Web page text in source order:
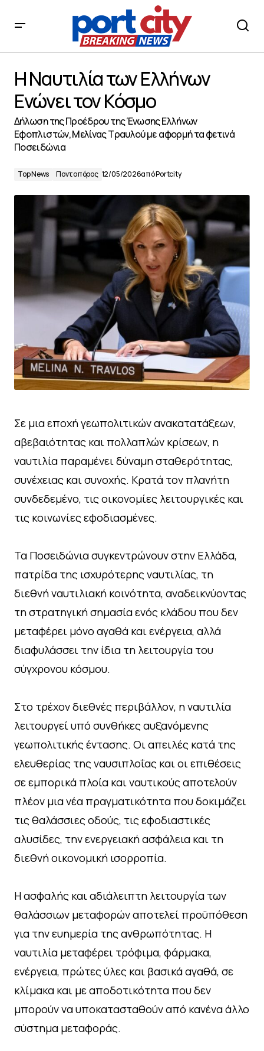
Η Ναυτιλία των Ελλήνων
Ενώνει τον Κόσμο
Δήλωση της Προέδρου της Ένωσης Ελλήνων
Εφοπλιστών, Μελίνας Τραυλού με αφορμή τα φετινά
Ποσειδώνια
Top News Ποντοπόρος 12/05/2026απόPortcity
Σε μια εποχή γεωπολιτικών ανακατατάξεων,
αβεβαιότητας και πολλαπλών κρίσεων, η
ναυτιλία παραμένει δύναμη σταθερότητας,
συνέχειας και συνοχής. Κρατά τον πλανήτη
συνδεδεμένο, τις οικονομίες λειτουργικές και
τις κοινωνίες εφοδιασμένες.
Τα Ποσειδώνια συγκεντρώνουν στην Ελλάδα,
πατρίδα της ισχυρότερης ναυτιλίας, τη
διεθνή ναυτιλιακή κοινότητα, αναδεικνύοντας
τη στρατηγική σημασία ενός κλάδου που δεν
μεταφέρει μόνο αγαθά και ενέργεια, αλλά
διαφυλάσσει την ίδια τη λειτουργία του
σύγχρονου κόσμου.
Στο τρέχον διεθνές περιβάλλον, η ναυτιλία
λειτουργεί υπό συνθήκες αυξανόμενης
γεωπολιτικής έντασης. Οι απειλές κατά της
ελευθερίας της ναυσιπλοΐας και οι επιθέσεις
σε εμπορικά πλοία και ναυτικούς αποτελούν
πλέον μια νέα πραγματικότητα που δοκιμάζει
τις θαλάσσιες οδούς, τις εφοδιαστικές
αλυσίδες, την ενεργειακή ασφάλεια και τη
διεθνή οικονομική ισορροπία.
Η ασφαλής και αδιάλειπτη λειτουργία των
θαλάσσιων μεταφορών αποτελεί προϋπόθεση
για την ευημερία της ανθρωπότητας. Η
ναυτιλία μεταφέρει τρόφιμα, φάρμακα,
ενέργεια, πρώτες ύλες και βασικά αγαθά, σε
κλίμακα και με αποδοτικότητα που δεν
μπορούν να υποκατασταθούν από κανένα άλλο
σύστημα μεταφοράς.